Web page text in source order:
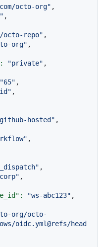
octo-org" ,
,
octo-repo" ,
org" ,
"private" ,
"65" ,
id" ,
hosted" ,
,
,
,
"ws-abc123" ,
org/octo-
oidc.yml@refs/head